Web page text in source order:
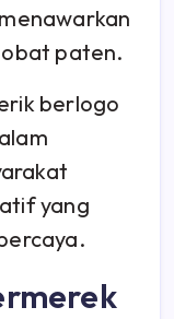
paten.
berlogo
yang